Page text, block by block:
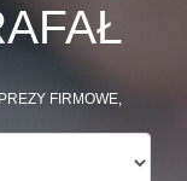
FIRMOWE,